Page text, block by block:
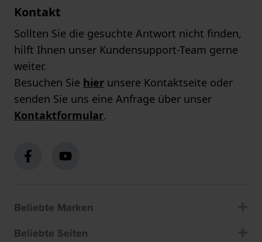
Kontakt
Sollten Sie die gesuchte Antwort nicht finden,
hilft Ihnen unser Kundensupport-Team gerne
weiter.
Besuchen Sie hier unsere Kontaktseite oder
senden Sie uns eine Anfrage über unser
Kontaktformular.
Beliebte Marken
Beliebte Seiten